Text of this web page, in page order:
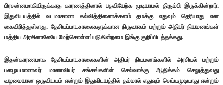
பிரசன்னமாகியிருக்காத காரணத்தினால் பதவியேற்க முடியாமல் திரும்பி இருக்கின்றார்.
இதுவிடயத்தில் வடமாகாண கல்வித்திணைக்களம் தமக்கு எதுவும் தெரியாது என
கைவிரித்துள்ளது. தேசியப்பாடசாலைகளுக்கான நிருவாகம் மற்றும் அதிபர் நியமனங்கள்
மத்திய அரசினாலேயே மேற்கொள்ளப்படுகின்றமை இங்கு குறிப்பிடத்தக்கது.
இதன்காரணமாக தேசியப்பாடசாலைகளின் அதிபர் நியமனங்களில் அரசியல் மற்றும்
பழையமாணவர் மாணவியர் சங்கங்களின் செல்வாக்கு ஆதிக்கம் செலுத்துவது
வழமையான ஒருவிடயம் என்றும் இதுவிடயத்தில் தம்மால் எதுவும் செய்யமுடியாது என்றும்